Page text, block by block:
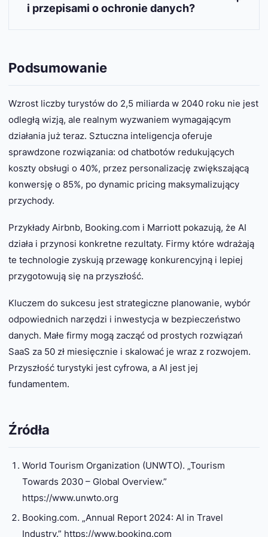
wyszukiwania) oraz feedbacku od klientów
i przepisami o ochronie danych?
przetwarzanie danych, możliwość usunięcia
danych na żądanie, transparentność co do
osobowych. Firmy muszą wdrożyć Privacy by
Design i regularnie audytować systemy AI.
Podsumowanie
Wzrost liczby turystów do 2,5 miliarda w 2040 roku nie jest
odległą wizją, ale realnym wyzwaniem wymagającym
działania już teraz. Sztuczna inteligencja oferuje
sprawdzone rozwiązania: od chatbotów redukujących
koszty obsługi o 40%, przez personalizację zwiększającą
konwersję o 85%, po dynamic pricing maksymalizujący
przychody.
Przykłady Airbnb, Booking.com i Marriott pokazują, że AI
działa i przynosi konkretne rezultaty. Firmy które wdrażają
te technologie zyskują przewagę konkurencyjną i lepiej
przygotowują się na przyszłość.
Kluczem do sukcesu jest strategiczne planowanie, wybór
odpowiednich narzędzi i inwestycja w bezpieczeństwo
danych. Małe firmy mogą zacząć od prostych rozwiązań
SaaS za 50 zł miesięcznie i skalować je wraz z rozwojem.
Przyszłość turystyki jest cyfrowa, a AI jest jej
fundamentem.
Źródła
World Tourism Organization (UNWTO). „Tourism
Towards 2030 – Global Overview.”
https://www.unwto.org
Booking.com. „Annual Report 2024: AI in Travel
Industry.” https://www.booking.com